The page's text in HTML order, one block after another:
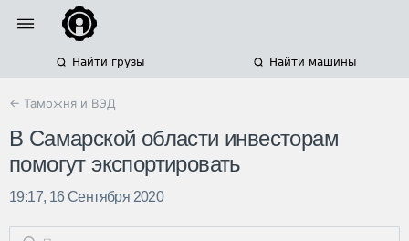
Найти грузы Найти машины
← Таможня и ВЭД
В Самарской области инвесторам
помогут экспортировать
19:17, 16 Сентября 2020